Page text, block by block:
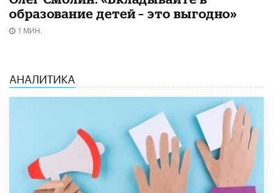
образование детей – это выгодно»
1 МИН.
АНАЛИТИКА